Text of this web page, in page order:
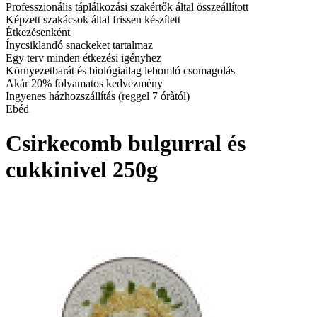
Professzionális táplálkozási szakértők által összeállított
Képzett szakácsok által frissen készített
Étkezésenként
Ínycsiklandó snackeket tartalmaz
Egy terv minden étkezési igényhez
Környezetbarát és biológiailag lebomló csomagolás
Akár 20% folyamatos kedvezmény
Ingyenes házhozszállítás (reggel 7 óràtól)
Ebéd
Csirkecomb bulgurral és
cukkinivel 250g